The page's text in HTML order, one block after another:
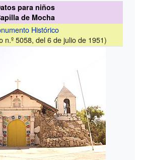
para niños
de Mocha
Histórico
n.º 5058, del 6 de julio de 1951)